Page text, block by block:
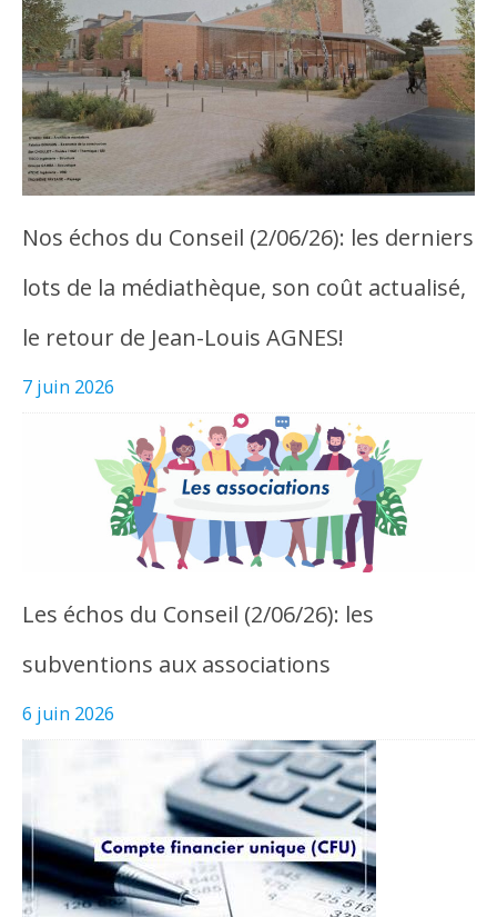
Nos échos du Conseil (2/06/26): les derniers
lots de la médiathèque, son coût actualisé,
le retour de Jean-Louis AGNES!
7 juin 2026
Les échos du Conseil (2/06/26): les
subventions aux associations
6 juin 2026